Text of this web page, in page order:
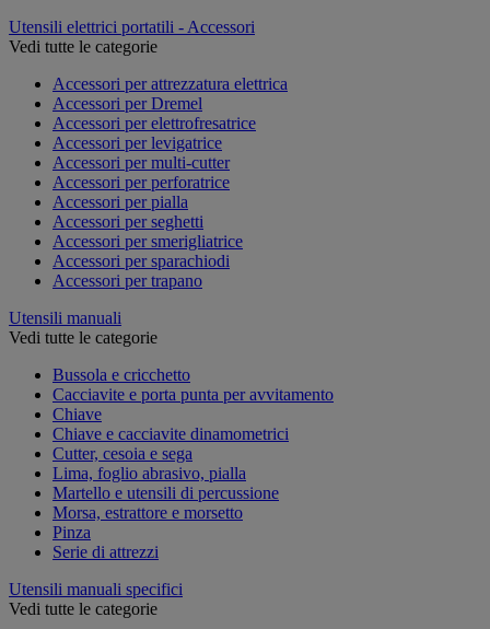
Utensili elettrici portatili - Accessori
Vedi tutte le categorie
Accessori per attrezzatura elettrica
Accessori per Dremel
Accessori per elettrofresatrice
Accessori per levigatrice
Accessori per multi-cutter
Accessori per perforatrice
Accessori per pialla
Accessori per seghetti
Accessori per smerigliatrice
Accessori per sparachiodi
Accessori per trapano
Utensili manuali
Vedi tutte le categorie
Bussola e cricchetto
Cacciavite e porta punta per avvitamento
Chiave
Chiave e cacciavite dinamometrici
Cutter, cesoia e sega
Lima, foglio abrasivo, pialla
Martello e utensili di percussione
Morsa, estrattore e morsetto
Pinza
Serie di attrezzi
Utensili manuali specifici
Vedi tutte le categorie